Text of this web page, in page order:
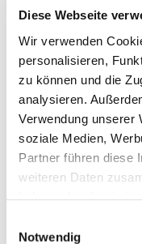
Diese Webseite
Wir verwenden
personalisieren,
zu können und die
analysieren.
Verwendung unserer
soziale Medien,
Partner führen diese
weiteren Daten
Notwendig
Dies